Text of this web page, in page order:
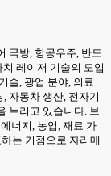
국방, 항공우주, 반도
레이저 기술의 도입
술, 광업 분야, 의료
자동차 생산, 전자기
누리고 있습니다. 브
너지, 농업, 재료 가
는 거점으로 자리매